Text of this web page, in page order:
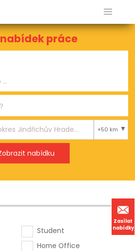
Zasílat
nabídky
nabídek práce
+50 km
Student
Home Office